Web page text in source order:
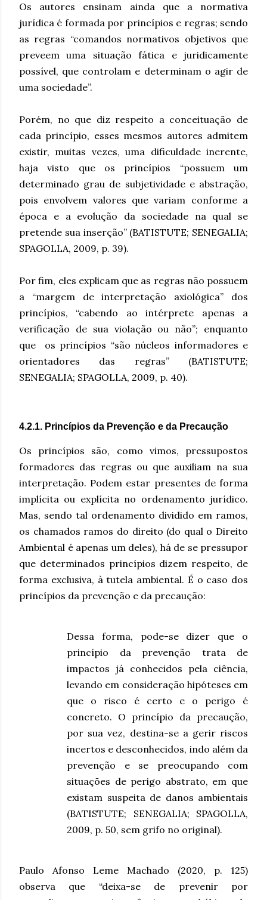
Os autores ensinam ainda que a normativa
jurídica é formada por princípios e regras; sendo
as regras “comandos normativos objetivos que
preveem uma situação fática e juridicamente
possível, que controlam e determinam o agir de
uma sociedade”.
Porém, no que diz respeito a conceituação de
cada princípio, esses mesmos autores admitem
existir, muitas vezes, uma dificuldade inerente,
haja visto que os princípios “possuem um
determinado grau de subjetividade e abstração,
pois envolvem valores que variam conforme a
época e a evolução da sociedade na qual se
pretende sua inserção” (BATISTUTE; SENEGALIA;
SPAGOLLA, 2009, p. 39).
Por fim, eles explicam que as regras não possuem
a “margem de interpretação axiológica” dos
princípios, “cabendo ao intérprete apenas a
verificação de sua violação ou não”; enquanto
que os princípios “são núcleos informadores e
orientadores das regras” (BATISTUTE;
SENEGALIA; SPAGOLLA, 2009, p. 40).
4.2.1. Princípios da Prevenção e da Precaução
Os princípios são, como vimos, pressupostos
formadores das regras ou que auxiliam na sua
interpretação. Podem estar presentes de forma
implícita ou explícita no ordenamento jurídico.
Mas, sendo tal ordenamento dividido em ramos,
os chamados ramos do direito (do qual o Direito
Ambiental é apenas um deles), há de se pressupor
que determinados princípios dizem respeito, de
forma exclusiva, à tutela ambiental. É o caso dos
princípios da prevenção e da precaução:
Dessa forma, pode-se dizer que o
princípio da prevenção trata de
impactos já conhecidos pela ciência,
levando em consideração hipóteses em
que o risco é certo e o perigo é
concreto. O princípio da precaução,
por sua vez, destina-se a gerir riscos
incertos e desconhecidos, indo além da
prevenção e se preocupando com
situações de perigo abstrato, em que
existam suspeita de danos ambientais
(BATISTUTE; SENEGALIA; SPAGOLLA,
2009, p. 50, sem grifo no original).
Paulo Afonso Leme Machado (2020, p. 125)
observa que “deixa-se de prevenir por